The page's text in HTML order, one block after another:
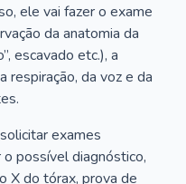
ele vai fazer o exame
da anatomia da
escavado etc.), a
respiração, da voz e da
exames
possível diagnóstico,
X do tórax, prova de